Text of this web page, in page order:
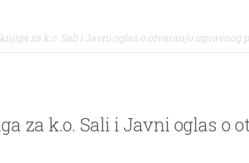
za k.o. Sali i Javni oglas o otvaranju ispravnog
za k.o. Sali i Javni oglas o